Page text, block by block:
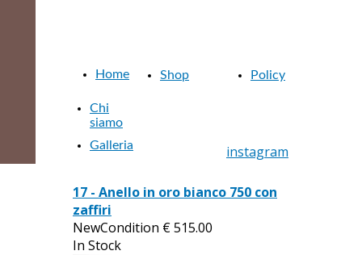
Shop Policy
Home
instagram
Chi
siamo
Galleria
17 - Anello in oro bianco 750 con
zaffiri
NewCondition €515.00
In Stock